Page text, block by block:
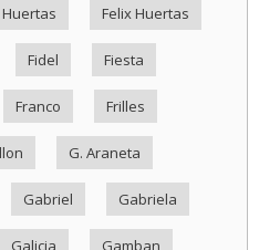
Huertas Felix Huertas
Fidel Fiesta
Franco Frilles
G. Araneta
Gabriel Gabriela
Galicia Gamban